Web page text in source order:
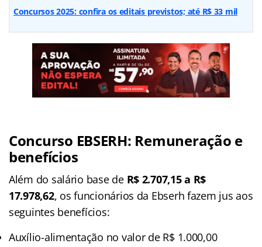
Concursos 2025: confira os editais previstos; até R$ 33 mil
Concurso EBSERH: Remuneração e
benefícios
Além do salário base de R$ 2.707,15 a R$
17.978,62, os funcionários da Ebserh fazem jus aos
seguintes benefícios:
Auxílio-alimentação no valor de R$ 1.000,00